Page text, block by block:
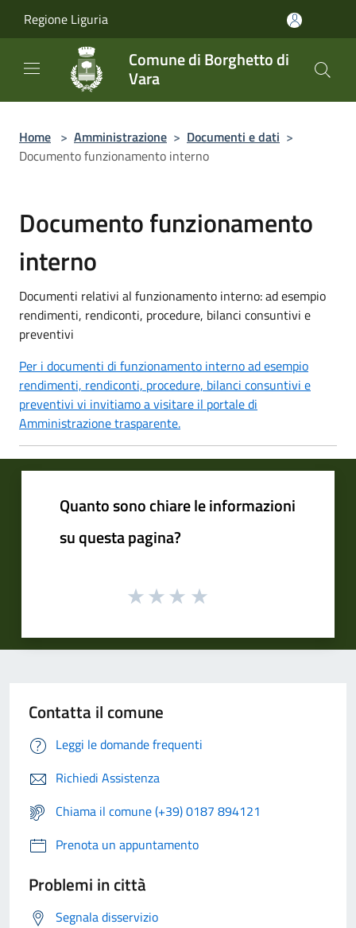
Regione Liguria
Comune di Borghetto di
Vara
Home > Amministrazione > Documenti e dati >
Documento funzionamento interno
Documento funzionamento
interno
Documenti relativi al funzionamento interno: ad esempio
rendimenti, rendiconti, procedure, bilanci consuntivi e
preventivi
Per i documenti di funzionamento interno ad esempio
rendimenti, rendiconti, procedure, bilanci consuntivi e
preventivi vi invitiamo a visitare il portale di
Amministrazione trasparente.
Quanto sono chiare le informazioni
su questa pagina?
Contatta il comune
Leggi le domande frequenti
Richiedi Assistenza
Chiama il comune (+39) 0187 894121
Prenota un appuntamento
Problemi in città
Segnala disservizio